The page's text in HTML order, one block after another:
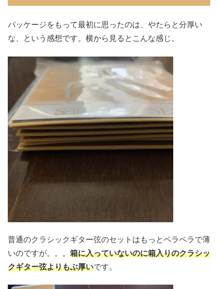
パッケージをもって最初に思ったのは、やたらと分厚い
な、という感想です。横から見るとこんな感じ。
普通のクラシックギター弦のセットはもっとペラペラで薄
いのですが。。。 箱に入っていないのに箱入りのクラシッ
クギター弦よりもぶ厚いです。